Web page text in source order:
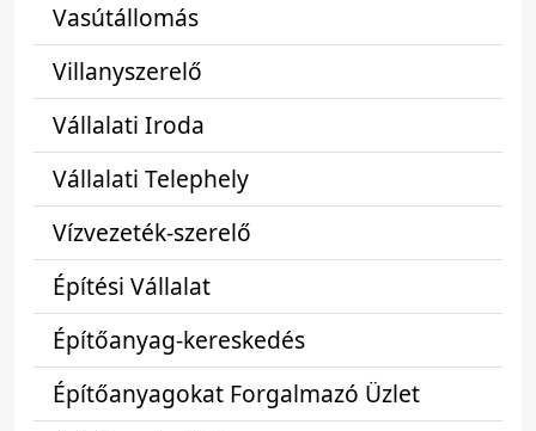
Vasútállomás
Villanyszerelő
Vállalati Iroda
Vállalati Telephely
Vízvezeték-szerelő
Építési Vállalat
Építőanyag-kereskedés
Építőanyagokat Forgalmazó Üzlet